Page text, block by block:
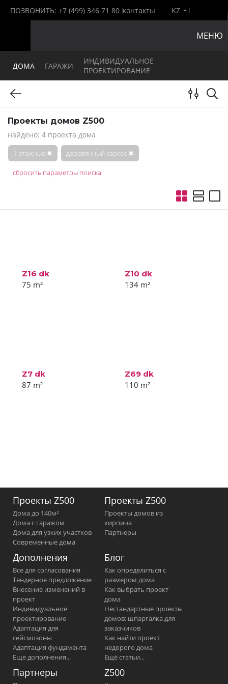
ПОЗВОНИТЬ: +7 (499) 346 71 80 контакты KZ
МЕНЮ
ДОМА ГАРАЖИ
ИНДИВИДУАЛЬНОЕ
ПРОЕКТИРОВАНИЕ
Проекты домов Z500
найдено: 4 проекта дома
1-этажные ✖ деревянный каркас ✖
сбросить параметры поиска
Z16 dk
75 m²
Z10 dk
134 m²
Z7 dk
87 m²
Z69 dk
110 m²
Проекты Z500
Дома до 140м²
Дома с гаражом
Дома для узких участков
Современные дома
Проекты Z500
Проекты домов из
кирпича
Партнеры
Дополнения
Все для согласования
Тендерное предложение
Внесение изменений в
проект
Индивидуальное
проектирование
Адаптация для
сейсмозоны
Адаптация фундамента
Еще дополнения...
Блог
Как определиться с
размером дома
Как выбрать проект
дома
Нестандартные проекты
домов: шпаргалка для
заказчиков
Как найти проект
недорого дома
Ещё статьи...
Партнеры Z500